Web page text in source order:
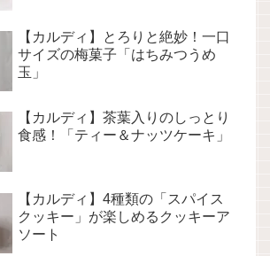
【カルディ】とろりと絶妙！一口
サイズの梅菓子「はちみつうめ
玉」
【カルディ】茶葉入りのしっとり
食感！「ティー＆ナッツケーキ」
【カルディ】4種類の「スパイス
クッキー」が楽しめるクッキーア
ソート